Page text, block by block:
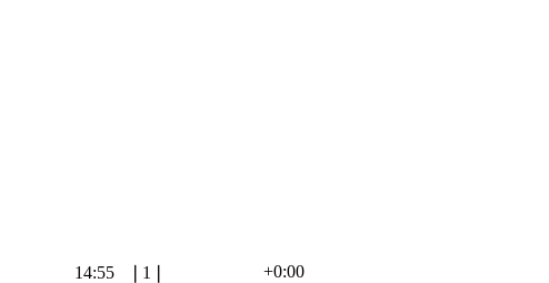
14:55 1 +0:00